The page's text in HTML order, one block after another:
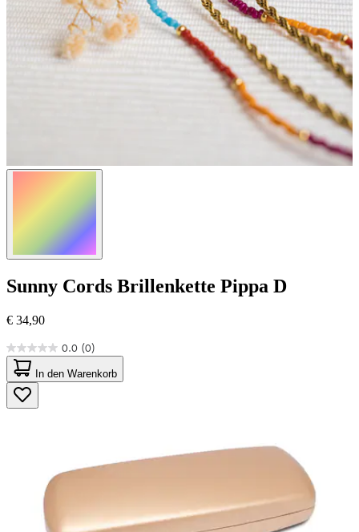
Sunny Cords Brillenkette Pippa D
€ 34,90
0.0 (0)
0.0
von
5
Sternen.
In den Warenkorb